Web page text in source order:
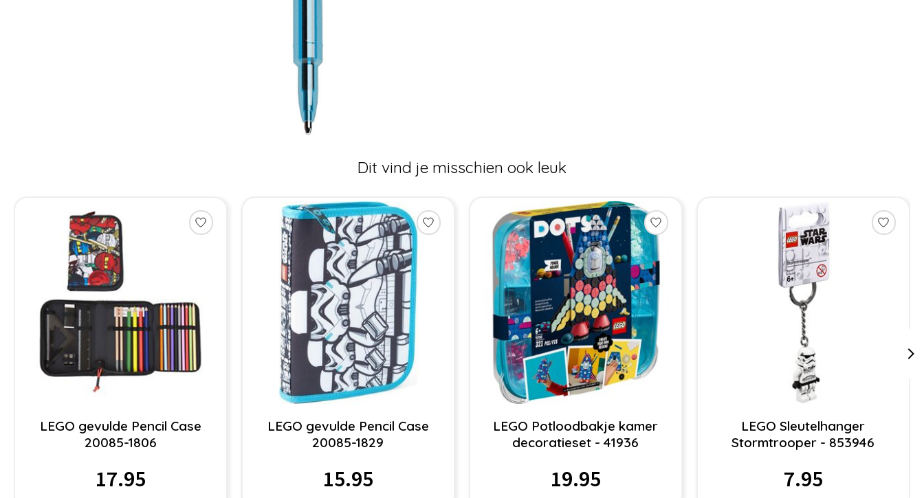
Dit vind je misschien ook leuk
LEGO gevulde Pencil Case
20085-1806
17.95
LEGO gevulde Pencil Case
20085-1829
15.95
LEGO Potloodbakje kamer
decoratieset - 41936
19.95
LEGO Sleutelhanger
Stormtrooper - 853946
7.95